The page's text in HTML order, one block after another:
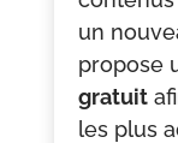
un
propose
gratuit
les plus